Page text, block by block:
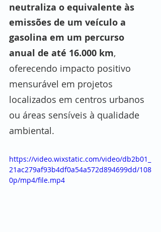
neutraliza o equivalente às
emissões de um veículo a
gasolina em um percurso
anual de até 16.000 km,
oferecendo impacto positivo
mensurável em projetos
localizados em centros urbanos
ou áreas sensíveis à qualidade
ambiental.
https://video.wixstatic.com/video/db2b01_
21ac279af93b4df0a54a572d894699dd/108
0p/mp4/file.mp4